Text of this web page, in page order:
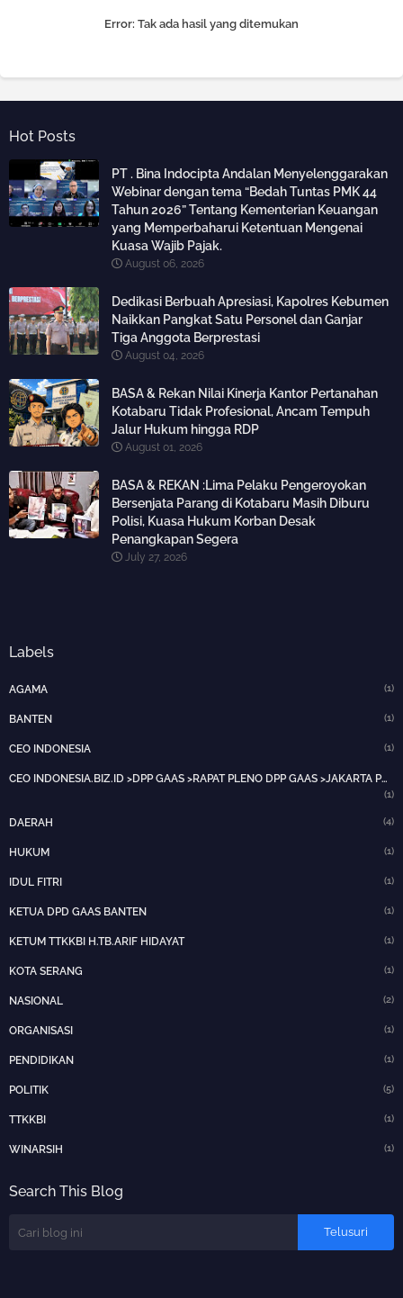
Error: Tak ada hasil yang ditemukan
Hot Posts
PT . Bina Indocipta Andalan Menyelenggarakan
Webinar dengan tema “Bedah Tuntas PMK 44
Tahun 2026” Tentang Kementerian Keuangan
yang Memperbaharui Ketentuan Mengenai
Kuasa Wajib Pajak.
August 06, 2026
Dedikasi Berbuah Apresiasi, Kapolres Kebumen
Naikkan Pangkat Satu Personel dan Ganjar
Tiga Anggota Berprestasi
August 04, 2026
BASA & Rekan Nilai Kinerja Kantor Pertanahan
Kotabaru Tidak Profesional, Ancam Tempuh
Jalur Hukum hingga RDP
August 01, 2026
BASA & REKAN :Lima Pelaku Pengeroyokan
Bersenjata Parang di Kotabaru Masih Diburu
Polisi, Kuasa Hukum Korban Desak
Penangkapan Segera
July 27, 2026
Labels
AGAMA (1)
BANTEN (1)
CEO INDONESIA (1)
CEO INDONESIA.BIZ.ID >DPP GAAS >RAPAT PLENO DPP GAAS >JAKARTA PUSAT>HOTNEWS>
(1)
DAERAH (4)
HUKUM (1)
IDUL FITRI (1)
KETUA DPD GAAS BANTEN (1)
KETUM TTKKBI H.TB.ARIF HIDAYAT (1)
KOTA SERANG (1)
NASIONAL (2)
ORGANISASI (1)
PENDIDIKAN (1)
POLITIK (5)
TTKKBI (1)
WINARSIH (1)
Search This Blog